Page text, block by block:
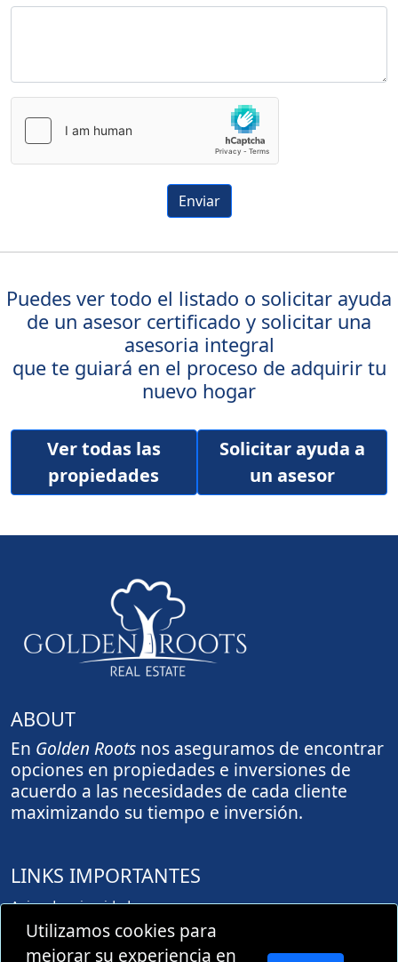
Enviar
Puedes ver todo el listado o solicitar ayuda
de un asesor certificado y solicitar una
asesoria integral
que te guiará en el proceso de adquirir tu
nuevo hogar
Ver todas las
propiedades
Solicitar ayuda a
un asesor
ABOUT
En Golden Roots nos aseguramos de encontrar
opciones en propiedades e inversiones de
acuerdo a las necesidades de cada cliente
maximizando su tiempo e inversión.
LINKS IMPORTANTES
Aviso de privacidad
Aprovación de registro PROFECO
Utilizamos cookies para
mejorar su experiencia en